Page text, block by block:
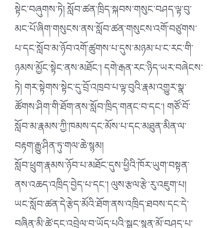
སྟེང་བཞུགས་ཏེ། སློབ་ཚན་ཁྲིད་སྐབས་གསུང་བཤད་ལྟ་བུ་
མང་པོ་ཞིག་གསུངས་ནས་སློབ་ཚན་གསུངས་འགོ་བཙུགས་
པ་དང་སློབ་མ་ཉོབ་འགོ་ཚུགས་པ་དུས་མཉམ་པ་ང་རང་གི་
ཉམས་མྱོང་སྟེང་ནས་མཐོང་། དགེ་རྒན་རང་ཉིད་ཡར་བཞེངས་
ཏེ། གར་སྟེགས་སྟེང་དུ་བྲོ་འཁྲབ་པ་ལྟ་བུའི་རྣམ་འགྱུར་སྣ་
ཚོགས་ཤིག་གི་ཐོག་ནས་སློབ་ཁྲིད་གནང་བ་དང་། གཙོ་བོ་
སློབ་མ་རྣམས་ཀྱི་ཁམས་དང་མོས་པ་དང་མཐུན་མིན་ལ་
བརྟག་རྒྱུ་ཤིན་ཏུ་གལ་ཆེ་སྙམ།
སློབ་ཕྲུག་རྣམས་ཉོབ་པ་མཐོང་དུས་ཕྱིའི་ཁོར་ཡུག་བསྟན་
ནས་འཆད་འཁྲིད་བྱེད་པ་དང་། ལུས་རྩལ་རྩེ་རུ་འཇུག་པ།
ཡང་སློབ་ཚན་དེ་རྩེད་མོའི་ཐོག་ནས་འཁྲིད་ཐབས་དང་དེ་